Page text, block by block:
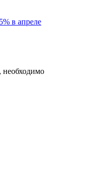
в апреле
необходимо